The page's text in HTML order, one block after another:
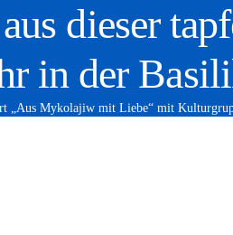
dieser
in der
„Aus Mykolajiw mit Liebe“ mit